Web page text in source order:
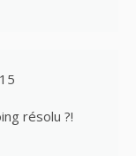
résolu ?!